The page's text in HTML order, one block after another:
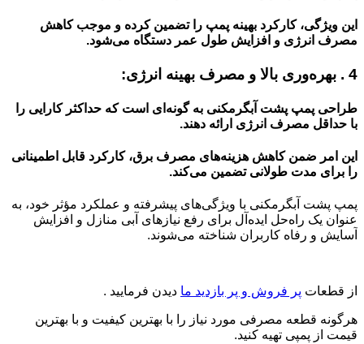
این ویژگی، کارکرد بهینه پمپ را تضمین کرده و موجب کاهش
مصرف انرژی و افزایش طول عمر دستگاه می‌شود.
4 . بهره‌وری بالا و مصرف بهینه انرژی:
طراحی پمپ پشت آبگرمکنی به گونه‌ای است که حداکثر کارایی را
با حداقل مصرف انرژی ارائه دهند.
این امر ضمن کاهش هزینه‌های مصرف برق، کارکرد قابل اطمینانی
را برای مدت طولانی تضمین می‌کند.
پمپ‌ پشت آبگرمکنی با ویژگی‌های پیشرفته و عملکرد مؤثر خود، به
عنوان یک راه‌حل ایده‌آل برای رفع نیازهای آبی منازل و افزایش
آسایش و رفاه کاربران شناخته می‌شوند.
از قطعات پر فروش و پر بازدید ما دیدن فرمایید .
هرگونه قطعه مصرفی مورد نیاز را با بهترین کیفیت و با بهترین
قیمت از پمپی تهیه کنید.